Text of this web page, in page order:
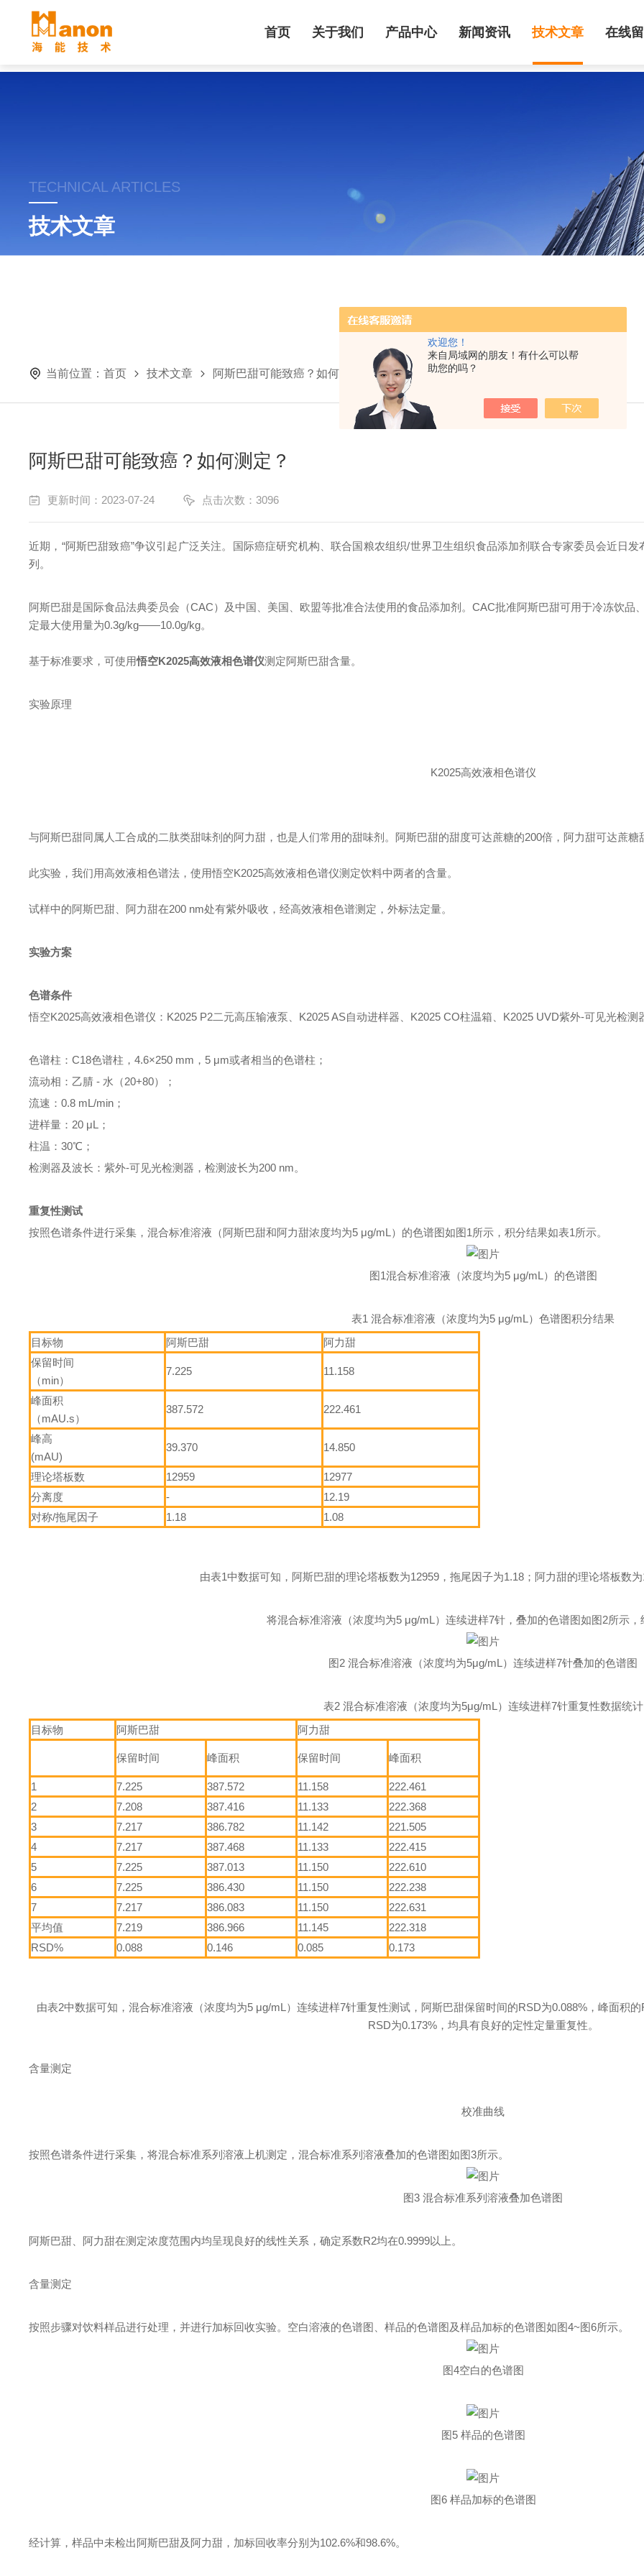
欢迎您！
来自局域网的朋友！有什么可以帮
助您的吗？
首页 关于我们 产品中心 新闻资讯 技术文章 在线
TECHNICAL ARTICLES
技术文章
当前位置： 首页 技术文章 阿斯巴甜可能致癌？如何测定？
阿斯巴甜可能致癌？如何测定？
更新时间：2023-07-24 点击次数：3096
近期，“阿斯巴甜致癌”争议引起广泛关注。国际癌症研究机构、联合国粮农组织/世界卫生组织食品添加剂联合专家委员会近日发
列。
阿斯巴甜是国际食品法典委员会（CAC）及中国、美国、欧盟等批准合法使用的食品添加剂。CAC批准阿斯巴甜可用于冷冻饮
定最大使用量为0.3g/kg——10.0g/kg。
基于标准要求，可使用悟空K2025高效液相色谱仪测定阿斯巴甜含量。
实验原理
K2025高效液相色谱仪
与阿斯巴甜同属人工合成的二肽类甜味剂的阿力甜，也是人们常用的甜味剂。阿斯巴甜的甜度可达蔗糖的200倍，阿力甜可达蔗糖
此实验，我们用高效液相色谱法，使用悟空K2025高效液相色谱仪测定饮料中两者的含量。
试样中的阿斯巴甜、阿力甜在200 nm处有紫外吸收，经高效液相色谱测定，外标法定量。
实验方案
色谱条件
悟空K2025高效液相色谱仪：K2025 P2二元高压输液泵、K2025 AS自动进样器、K2025 CO柱温箱、K2025 UVD紫外-可见光检测
色谱柱：C18色谱柱，4.6×250 mm，5 μm或者相当的色谱柱；
流动相：乙腈 - 水（20+80）；
流速：0.8 mL/min；
进样量：20 μL；
柱温：30℃；
检测器及波长：紫外-可见光检测器，检测波长为200 nm。
重复性测试
按照色谱条件进行采集，混合标准溶液（阿斯巴甜和阿力甜浓度均为5 μg/mL）的色谱图如图1所示，积分结果如表1所示。
图1混合标准溶液（浓度均为5 μg/mL）的色谱图
表1 混合标准溶液（浓度均为5 μg/mL）色谱图积分结果
目标物
阿斯巴甜
阿力甜
保留时间
（min）
7.225 11.158
峰面积
（mAU.s）
387.572 222.461
峰高
(mAU)
39.370 14.850
理论塔板数 12959
12977
分离度
-
12.19
对称/拖尾因子
1.18 1.08
由表1中数据可知，阿斯巴甜的理论塔板数为12959，拖尾因子为1.18；阿力甜的理论塔板数为
将混合标准溶液（浓度均为5 μg/mL）连续进样7针，叠加的色谱图如图2所示，
图2 混合标准溶液（浓度均为5μg/mL）连续进样7针叠加的色谱图
表2 混合标准溶液（浓度均为5μg/mL）连续进样7针重复性数据统计
目标物
阿斯巴甜 阿力甜
保留时间 峰面积 保留时间 峰面积
1 7.225 387.572 11.158
222.461
2
7.208 387.416 11.133
222.368
3
7.217 386.782 11.142
221.505
4
7.217 387.468 11.133
222.415
5
7.225 387.013 11.150
222.610
6
7.225 386.430 11.150
222.238
7
7.217 386.083 11.150
222.631
平均值
7.219 386.966 11.145
222.318
RSD%
0.088 0.146 0.085 0.173
由表2中数据可知，混合标准溶液（浓度均为5 μg/mL）连续进样7针重复性测试，阿斯巴甜保留时间的RSD为0.088%，峰面积
RSD为0.173%，均具有良好的定性定量重复性。
含量测定
校准曲线
按照色谱条件进行采集，将混合标准系列溶液上机测定，混合标准系列溶液叠加的色谱图如图3所示。
图3 混合标准系列溶液叠加色谱图
阿斯巴甜、阿力甜在测定浓度范围内均呈现良好的线性关系，确定系数R2均在0.9999以上。
含量测定
按照步骤对饮料样品进行处理，并进行加标回收实验。空白溶液的色谱图、样品的色谱图及样品加标的色谱图如图4~图6所示。
图4空白的色谱图
图5 样品的色谱图
图6 样品加标的色谱图
经计算，样品中未检出阿斯巴甜及阿力甜，加标回收率分别为102.6%和98.6%。